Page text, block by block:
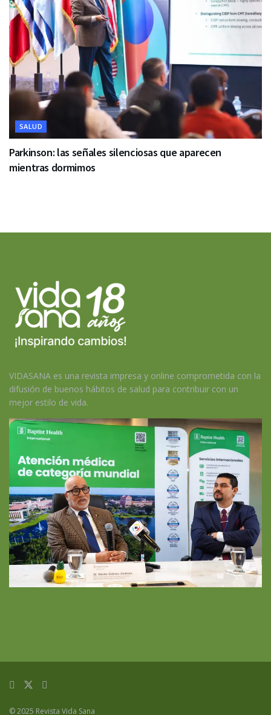
SALUD
Parkinson: las señales silenciosas que aparecen
mientras dormimos
VIDASANA es una revista impresa y online comprometida con la
difusión de buenos hábitos de salud para contribuir con un
mejor estilo de vida.
© 2025 Revista Vida Sana